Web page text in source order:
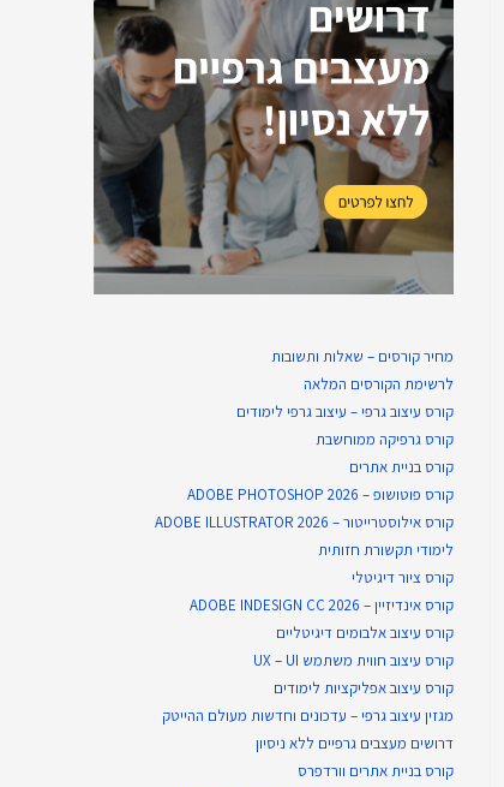
מחיר קורסים – שאלות ותשובות
לרשימת הקורסים המלאה
קורס עיצוב גרפי – עיצוב גרפי לימודים
קורס גרפיקה ממוחשבת
קורס בניית​ אתרים
קורס פוטושופ – ADOBE PHOTOSHOP 2026
קורס אילוסטרייטור – ADOBE ILLUSTRATOR 2026
לימודי תקשורת חזותית
קורס ציור דיגיטלי
קורס אינדיזיין – ADOBE INDESIGN CC 2026
קורס עיצוב אלבומים דיגיטליים
קורס עיצוב חווית משתמש UX – UI
קורס עיצוב אפליקציות לימודים
מגזין עיצוב גרפי – עדכונים וחדשות מעולם ההייטק
דרושים מעצבים גרפיים ללא ניסיון
קורס בניית אתרים וורדפרס